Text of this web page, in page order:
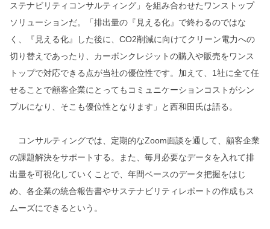
ステナビリティコンサルティング」を組み合わせたワンストップ
ソリューションだ。「排出量の『見える化』で終わるのではな
く、『見える化』した後に、CO2削減に向けてクリーン電力への
切り替えであったり、カーボンクレジットの購入や販売をワンス
トップで対応できる点が当社の優位性です。加えて、1社に全て任
せることで顧客企業にとってもコミュニケーションコストがシン
プルになり、そこも優位性となります」と西和田氏は語る。
コンサルティングでは、定期的なZoom面談を通して、顧客企業
の課題解決をサポートする。また、毎月必要なデータを入れて排
出量を可視化していくことで、年間ベースのデータ把握をはじ
め、各企業の統合報告書やサステナビリティレポートの作成もス
ムーズにできるという。